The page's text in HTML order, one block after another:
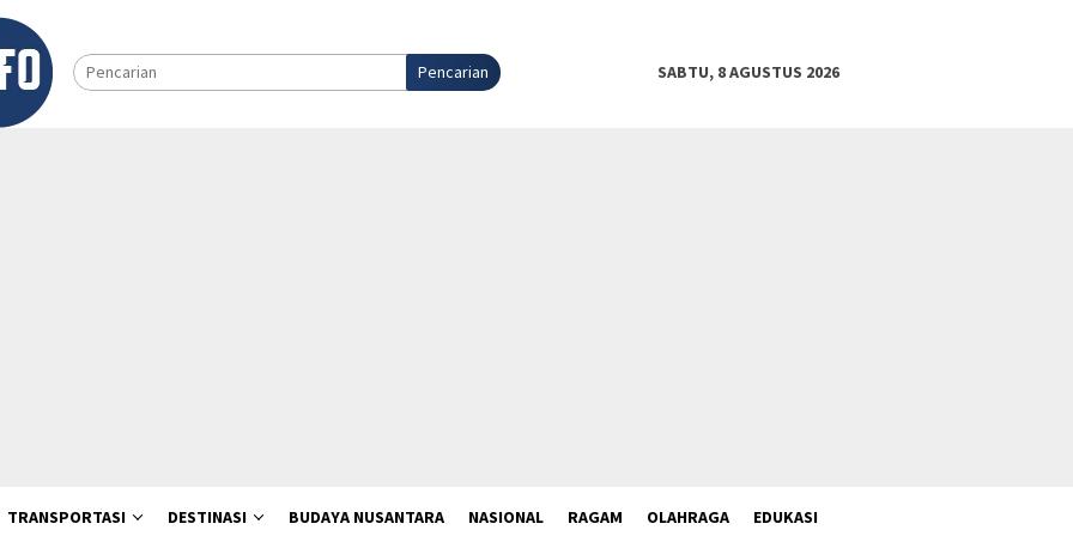
Pencarian SABTU, 8 AGUSTUS 2026
TRANSPORTASI DESTINASI BUDAYA NUSANTARA NASIONAL RAGAM OLAHRAGA EDUKASI